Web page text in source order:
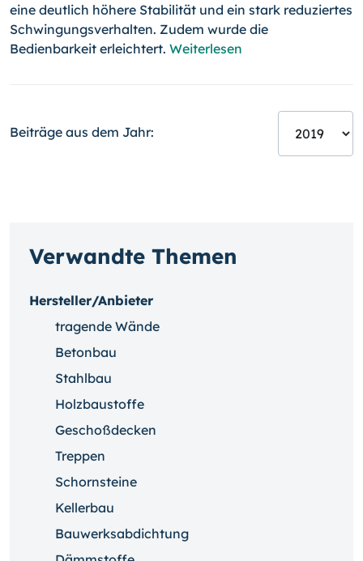
eine deutlich höhere Stabilität und ein stark reduziertes
Schwingungsverhalten. Zudem wurde die
Bedienbarkeit erleichtert. Weiterlesen
Beiträge aus dem Jahr:
Verwandte Themen
Hersteller/Anbieter
tragende Wände
Betonbau
Stahlbau
Holzbaustoffe
Geschoßdecken
Treppen
Schornsteine
Kellerbau
Bauwerksabdichtung